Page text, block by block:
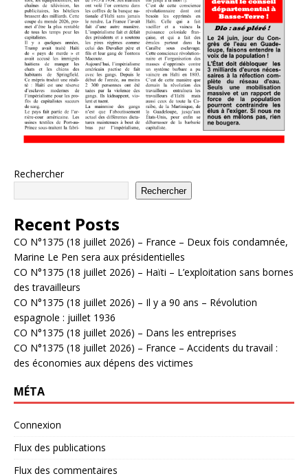
Rechercher
Rechercher
Recent Posts
CO N°1375 (18 juillet 2026) – France – Deux fois condamnée,
Marine Le Pen sera aux présidentielles
CO N°1375 (18 juillet 2026) – Haïti – L’exploitation sans bornes
des travailleurs
CO N°1375 (18 juillet 2026) – Il y a 90 ans – Révolution
espagnole : juillet 1936
CO N°1375 (18 juillet 2026) – Dans les entreprises
CO N°1375 (18 juillet 2026) – France – Accidents du travail :
des économies aux dépens des victimes
MÉTA
Connexion
Flux des publications
Flux des commentaires